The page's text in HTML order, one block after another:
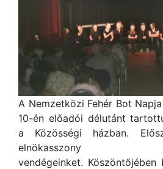
A Nemzetközi Fehér Bot
10-én előadói délutánt
a Közösségi házban.
elnökasszony
vendégeinket.